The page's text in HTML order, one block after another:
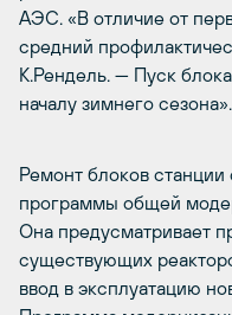
АЭС. «В отличие от
средний
К.Рендель. — Пуск
началу зимнего сезона».
Ремонт блоков
программы общей
Она предусматривает
существующих
ввод в эксплуатацию